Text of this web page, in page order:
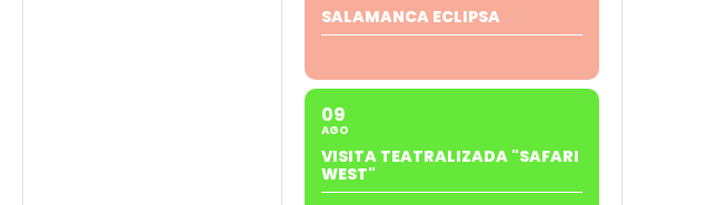
SALAMANCA ECLIPSA
09
AGO
VISITA TEATRALIZADA "SAFARI
WEST"